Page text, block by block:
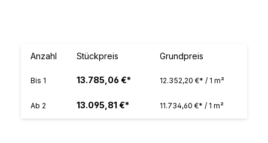
Anzahl Stückpreis Grundpreis
Bis 1 13.785,06 €* 12.352,20 €* / 1 m²
Ab 2 13.095,81 €* 11.734,60 €* / 1 m²